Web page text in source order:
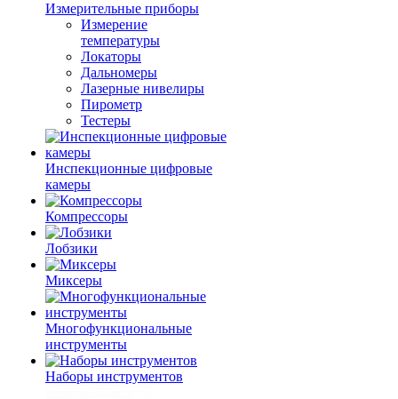
Измерительные приборы
Измерение
температуры
Локаторы
Дальномеры
Лазерные нивелиры
Пирометр
Тестеры
Инспекционные цифровые
камеры
Компрессоры
Лобзики
Миксеры
Многофункциональные
инструменты
Наборы инструментов